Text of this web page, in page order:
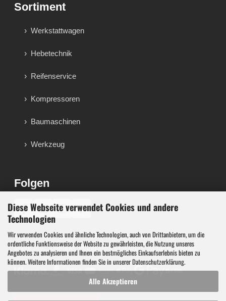
Diese Webseite verwendet Cookies und andere
Technologien
Wir verwenden Cookies und ähnliche Technologien, auch von Drittanbietern, um die
ordentliche Funktionsweise der Website zu gewährleisten, die Nutzung unseres
Angebotes zu analysieren und Ihnen ein bestmögliches Einkaufserlebnis bieten zu
können. Weitere Informationen finden Sie in unsererDatenschutzerklärung.
Alle Akzeptieren
Sortiment
Werkstattwagen
Hebetechnik
Reifenservice
Kompressoren
Baumaschinen
Werkzeug
Folgen
♪
Werkzeug, Maschinen und Werkstattausstattung für
Werkstatt, Garage, Handwerk und technische Betriebe.